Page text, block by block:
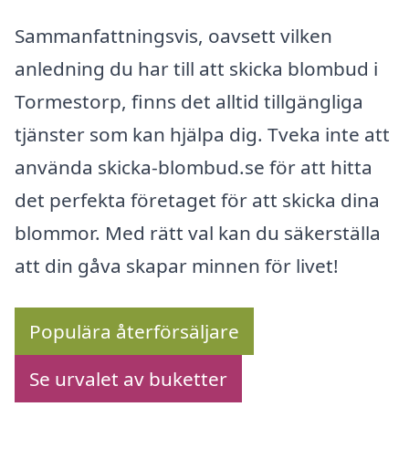
Sammanfattningsvis, oavsett vilken
anledning du har till att skicka blombud i
Tormestorp, finns det alltid tillgängliga
tjänster som kan hjälpa dig. Tveka inte att
använda skicka-blombud.se för att hitta
det perfekta företaget för att skicka dina
blommor. Med rätt val kan du säkerställa
att din gåva skapar minnen för livet!
Populära återförsäljare
Se urvalet av buketter